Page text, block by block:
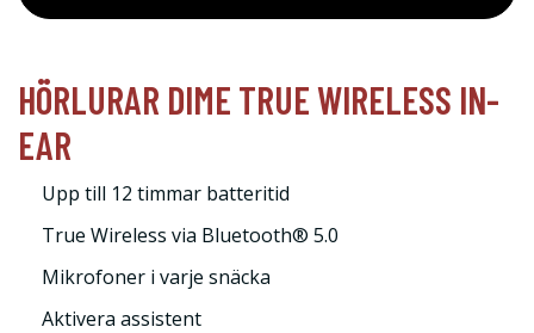
HÖRLURAR DIME TRUE WIRELESS IN-
EAR
Upp till 12 timmar batteritid
True Wireless via Bluetooth® 5.0
Mikrofoner i varje snäcka
Aktivera assistent